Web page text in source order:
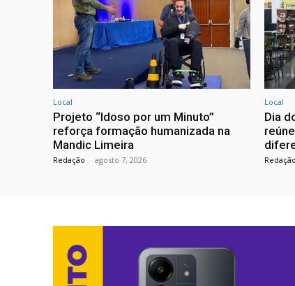
Local
Projeto “Idoso por um Minuto”
reforça formação humanizada na
Mandic Limeira
Redação - agosto 7, 2026
Local
Dia
Redação